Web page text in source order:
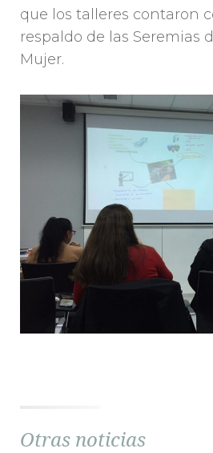
que los talleres contaron
respaldo de las Seremias
Mujer.
Otras noticias